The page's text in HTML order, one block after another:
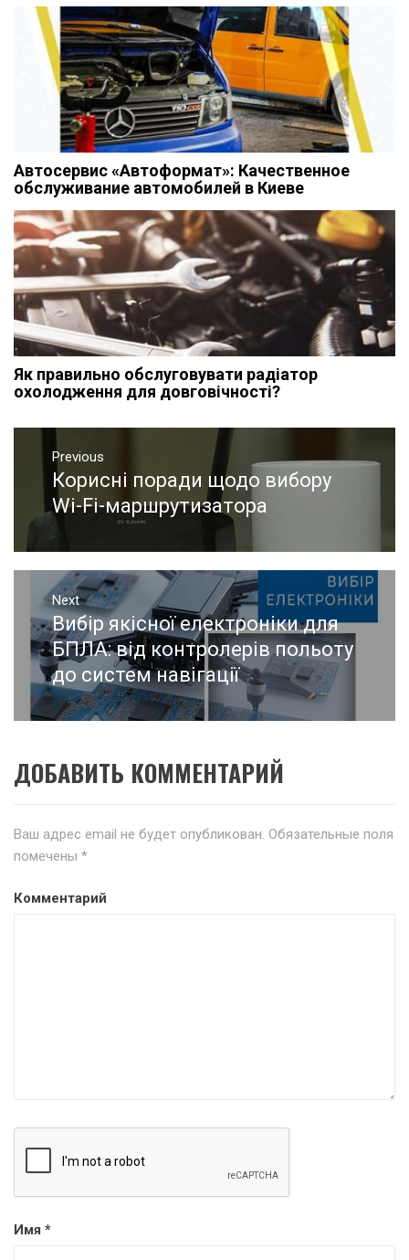
Автосервис «Автоформат»: Качественное
обслуживание автомобилей в Киеве
Як правильно обслуговувати радіатор
охолодження для довговічності?
Навигация
записям
Previous
Previous
post:
Корисні поради щодо вибору
Wi-Fi-маршрутизатора
Next
Next
post:
Вибір якісної електроніки для
БПЛА: від контролерів польоту
до систем навігації
ДОБАВИТЬ КОММЕНТАРИЙ
Ваш адрес email не будет опубликован. Обязательные поля
помечены *
Комментарий
Имя *